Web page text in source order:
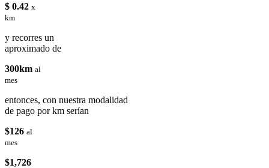
$ 0.42 x
km
y recorres un
aproximado de
300km al
mes
entonces, con nuestra modalidad
de pago por km serían
$126 al
mes
$1,726